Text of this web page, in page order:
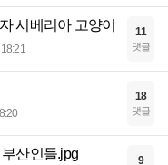
시베리아 고양이
18:21
11
댓글
18
댓글
산인들.jpg 9